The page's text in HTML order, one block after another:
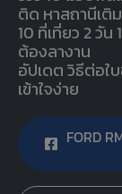
ติด หาสถานีเติ
10 ที่เที่ยว 2 วัน
ต้องลางาน
อัปเดต วิธีต่อใ
เข้าใจง่าย
FORD